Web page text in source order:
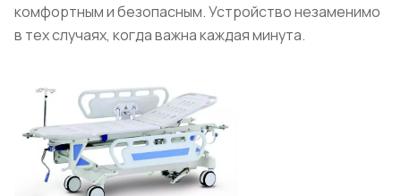
комфортным и безопасным. Устройство незаменимо
в тех случаях, когда важна каждая минута.